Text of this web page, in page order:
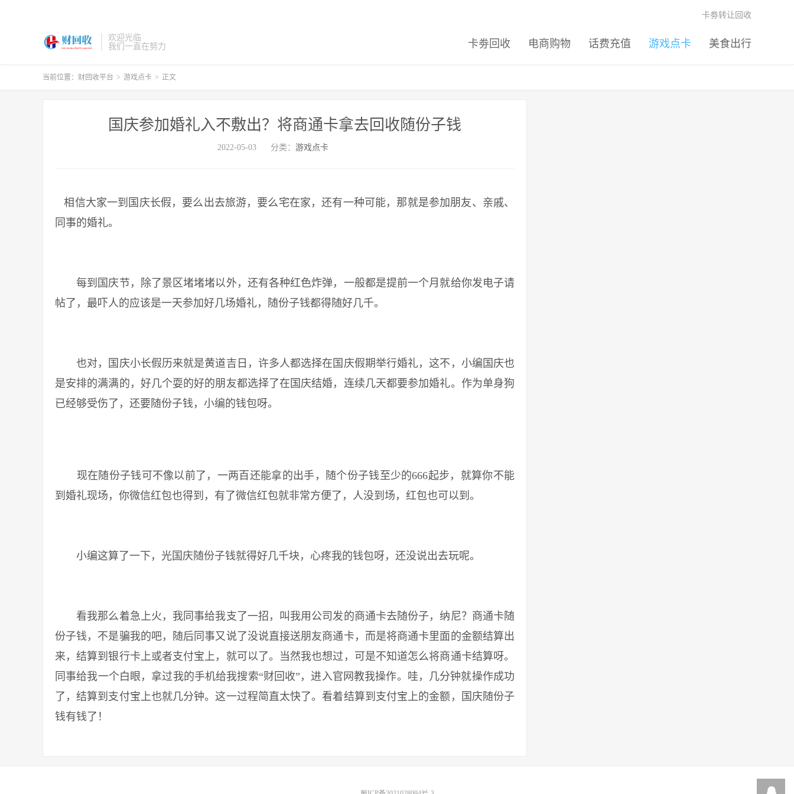
欢迎光临
我们一直在努力
卡劵回收 电商购物 话费充值 游戏点卡 美食出行
卡劵转让回收
当前位置： 财回收平台 > 游戏点卡 > 正文
国庆参加婚礼入不敷出？将商通卡拿去回收随份子钱
2022-05-03 分类： 游戏点卡
相信大家一到国庆长假，要么出去旅游，要么宅在家，还有一种可能，那就是参加朋友、亲戚、
同事的婚礼。
每到国庆节，除了景区堵堵堵以外，还有各种红色炸弹，一般都是提前一个月就给你发电子请
帖了，最吓人的应该是一天参加好几场婚礼，随份子钱都得随好几千。
也对，国庆小长假历来就是黄道吉日，许多人都选择在国庆假期举行婚礼，这不，小编国庆也
是安排的满满的，好几个耍的好的朋友都选择了在国庆结婚，连续几天都要参加婚礼。作为单身狗
已经够受伤了，还要随份子钱，小编的钱包呀。
现在随份子钱可不像以前了，一两百还能拿的出手，随个份子钱至少的666起步，就算你不能
到婚礼现场，你微信红包也得到，有了微信红包就非常方便了，人没到场，红包也可以到。
小编这算了一下，光国庆随份子钱就得好几千块，心疼我的钱包呀，还没说出去玩呢。
看我那么着急上火，我同事给我支了一招，叫我用公司发的商通卡去随份子，纳尼？商通卡随
份子钱，不是骗我的吧，随后同事又说了没说直接送朋友商通卡，而是将商通卡里面的金额结算出
来，结算到银行卡上或者支付宝上，就可以了。当然我也想过，可是不知道怎么将商通卡结算呀。
同事给我一个白眼，拿过我的手机给我搜索“财回收”，进入官网教我操作。哇，几分钟就操作成功
了，结算到支付宝上也就几分钟。这一过程简直太快了。看着结算到支付宝上的金额，国庆随份子
钱有钱了！